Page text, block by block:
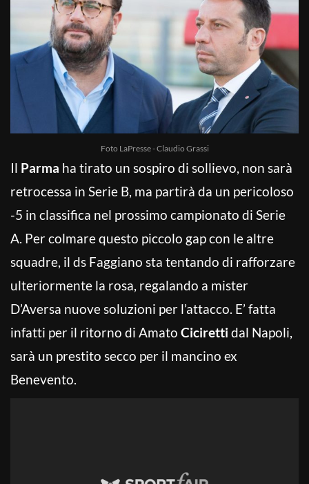
Foto LaPresse - Claudio Grassi
Il Parma ha tirato un sospiro di sollievo, non sarà
retrocessa in Serie B, ma partirà da un pericoloso
-5 in classifica nel prossimo campionato di Serie
A. Per colmare questo piccolo gap con le altre
squadre, il ds Faggiano sta tentando di rafforzare
ulteriormente la rosa, regalando a mister
D’Aversa nuove soluzioni per l’attacco. E’ fatta
infatti per il ritorno di Amato Ciciretti dal Napoli,
sarà un prestito secco per il mancino ex
Benevento.